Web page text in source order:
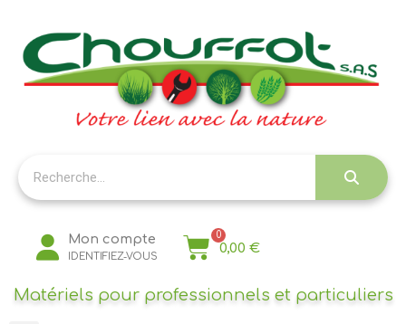
Mon compte
IDENTIFIEZ-VOUS
0,00 €
Matériels pour professionnels et particuliers